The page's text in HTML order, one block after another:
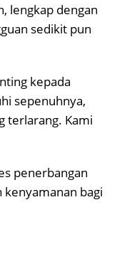
lengkap dengan
sedikit pun
kepada
sepenuhnya,
terlarang. Kami
penerbangan
bagi